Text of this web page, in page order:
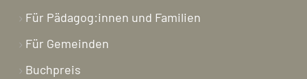
Für Pädagog:innen und Familien
Für Gemeinden
Buchpreis